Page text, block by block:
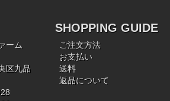
ーム
区九品
SHOPPING GUIDE
ご注文方法
お支払い
送料
返品について